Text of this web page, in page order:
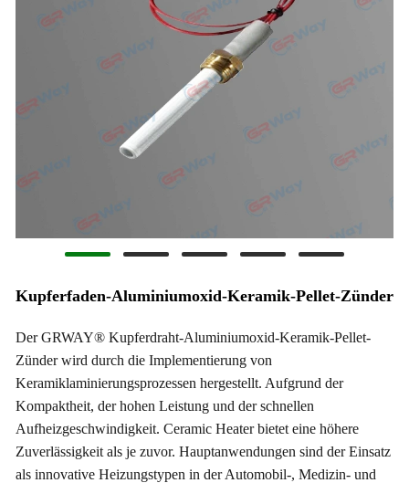
Kupferfaden-Aluminiumoxid-Keramik-Pellet-Zünder
Der GRWAY® Kupferdraht-Aluminiumoxid-Keramik-Pellet-
Zünder wird durch die Implementierung von
Keramiklaminierungsprozessen hergestellt. Aufgrund der
Kompaktheit, der hohen Leistung und der schnellen
Aufheizgeschwindigkeit. Ceramic Heater bietet eine höhere
Zuverlässigkeit als je zuvor. Hauptanwendungen sind der Einsatz
als innovative Heizungstypen in der Automobil-, Medizin- und